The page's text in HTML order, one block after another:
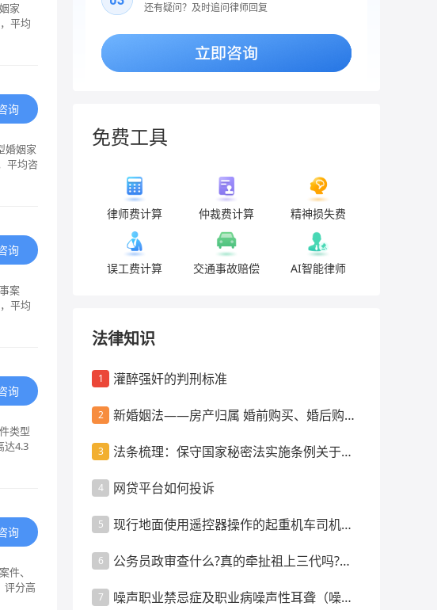
家
平均
询
婚姻家
平均咨
询
案
平均
询
类型
达4.3
询
件、
评分高
还有疑问？及时追问律师回复
免费工具
律师费计算 仲裁费计算 精神损失费
误工费计算 交通事故赔偿 AI智能律师
法律知识
1 灌醉强奸的判刑标准
2
新婚姻法——房产归属 婚前购买、婚后购
3
法条梳理：保守国家秘密法实施条例关于监
4 网贷平台如何投诉
5
现行地面使用遥控器操作的起重机车司机是
6
公务员政审查什么?真的牵扯祖上三代吗?政
7
噪声职业禁忌症及职业病噪声性耳聋（噪声